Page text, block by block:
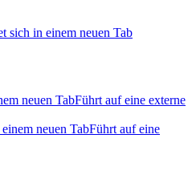
sich in einem neuen Tab
neuen TabFührt auf eine externe
neuen TabFührt auf eine